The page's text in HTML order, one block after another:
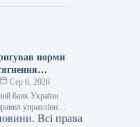
норми
на
фінансів
Сер 6, 2026
банк України
управління
які Всі права